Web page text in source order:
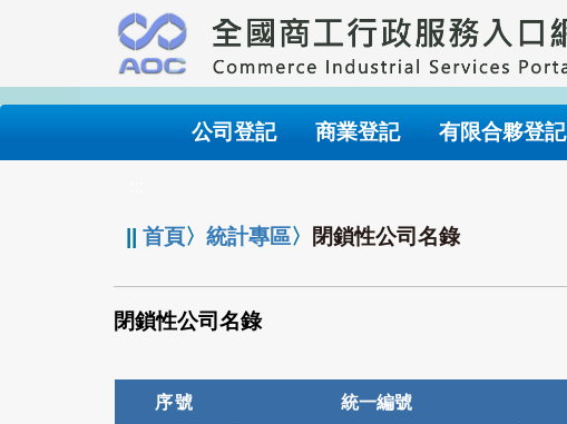
要
內
公司登記 商業登記 有限合夥登記
||首頁〉統計專區〉 閉鎖性公司名錄
閉鎖性公司名錄
序號 統一編號